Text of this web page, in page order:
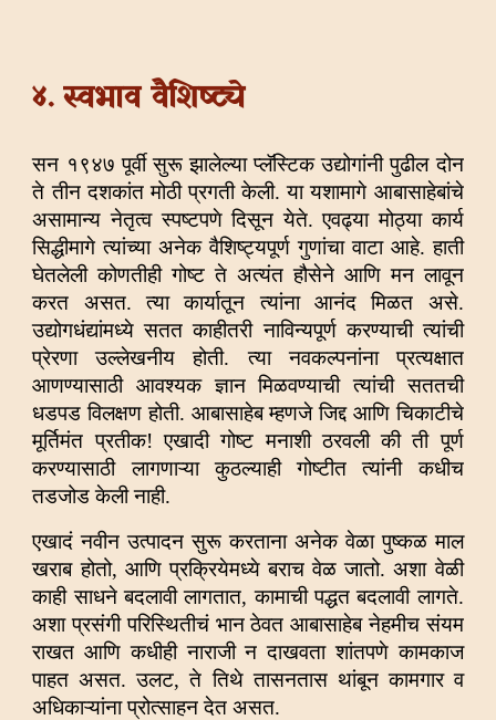
४. स्वभाव वैशिष्ट्ये
सन १९४७ पूर्वी सुरू झालेल्या प्लॅस्टिक उद्योगांनी पुढील दोन
ते तीन दशकांत मोठी प्रगती केली. या यशामागे आबासाहेबांचे
असामान्य नेतृत्व स्पष्टपणे दिसून येते. एवढ्या मोठ्या कार्य
सिद्धीमागे त्यांच्या अनेक वैशिष्ट्यपूर्ण गुणांचा वाटा आहे. हाती
घेतलेली कोणतीही गोष्ट ते अत्यंत हौसेने आणि मन लावून
करत असत. त्या कार्यातून त्यांना आनंद मिळत असे.
उद्योगधंद्यांमध्ये सतत काहीतरी नाविन्यपूर्ण करण्याची त्यांची
प्रेरणा उल्लेखनीय होती. त्या नवकल्पनांना प्रत्यक्षात
आणण्यासाठी आवश्यक ज्ञान मिळवण्याची त्यांची सततची
धडपड विलक्षण होती. आबासाहेब म्हणजे जिद्द आणि चिकाटीचे
मूर्तिमंत प्रतीक! एखादी गोष्ट मनाशी ठरवली की ती पूर्ण
करण्यासाठी लागणाऱ्या कुठल्याही गोष्टीत
त्यांनी कधीच
तडजोड केली नाही.
एखादं नवीन उत्पादन सुरू करताना अनेक वेळा पुष्कळ माल
खराब होतो, आणि प्रक्रियेमध्ये बराच वेळ जातो. अशा वेळी
काही साधने बदलावी लागतात, कामाची पद्धत बदलावी लागते.
अशा प्रसंगी परिस्थितीचं भान ठेवत आबासाहेब नेहमीच संयम
राखत आणि कधीही नाराजी न दाखवता शांतपणे कामकाज
पाहत असत. उलट, ते तिथे तासनतास थांबून कामगार व
अधिकाऱ्यांना प्रोत्साहन देत असत.